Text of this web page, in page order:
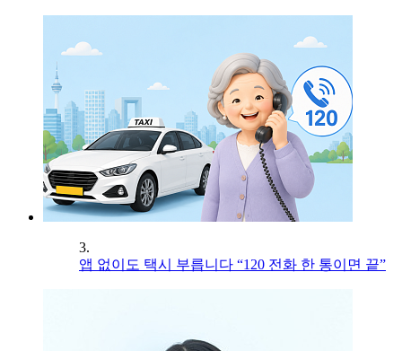
3.
앱 없이도 택시 부릅니다 “120 전화 한 통이면 끝”